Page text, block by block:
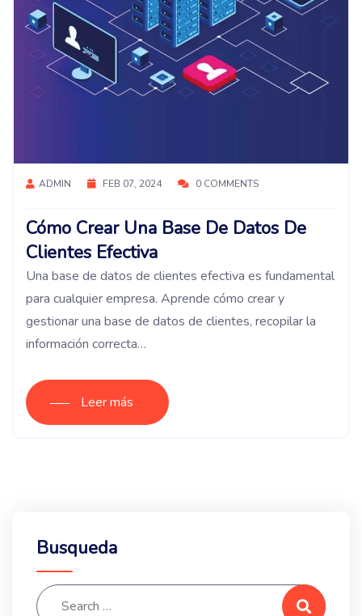
ADMIN FEB 07, 2024 0 COMMENTS
Cómo Crear Una Base De Datos De
Clientes Efectiva
Una base de datos de clientes efectiva es fundamental
para cualquier empresa. Aprende cómo crear y
gestionar una base de datos de clientes, recopilar la
información correcta…
Leer más
Busqueda
Search for:
Search